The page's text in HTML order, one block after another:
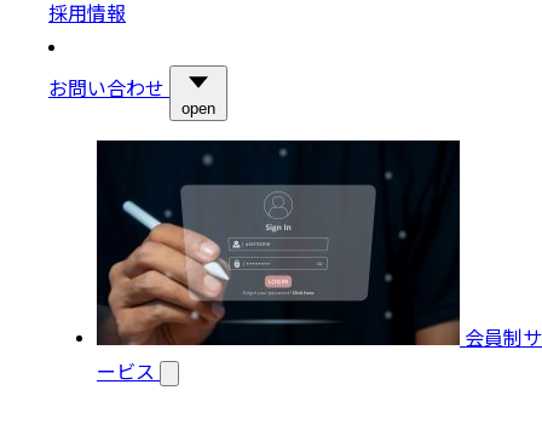
採用情報
お問い合わせ
open
会員制サ
ービス